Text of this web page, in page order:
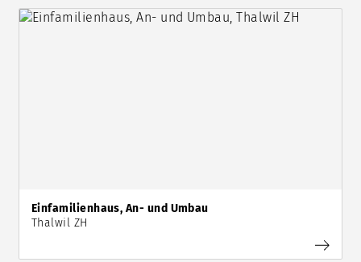
Einfamilienhaus, An- und Umbau
Thalwil ZH